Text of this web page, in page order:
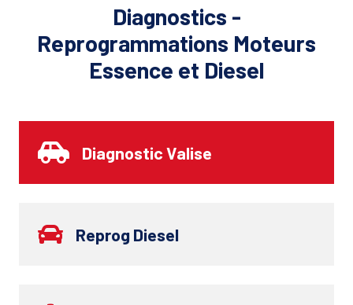
Diagnostics -
Reprogrammations Moteurs
Essence et Diesel
Diagnostic Valise
Reprog Diesel